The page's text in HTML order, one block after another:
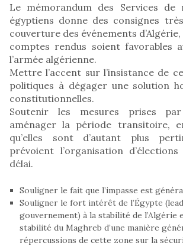
Le mémorandum des Services de
égyptiens donne des consignes
couverture des événements
comptes rendus soient favorables
l’armée algérienne.
Mettre l’accent sur l’insistance de
politiques à dégager une solution
constitutionnelles.
Soutenir les mesures prises
aménager la période transitoire,
qu’elles sont d’autant plus
prévoient l’organisation
délai.
Souligner le fait que l’impasse est
Souligner le fort intérêt de l’Égypte
gouvernement) à la stabilité de l’Algérie
stabilité du Maghreb d’une manière
répercussions de cette zone sur la